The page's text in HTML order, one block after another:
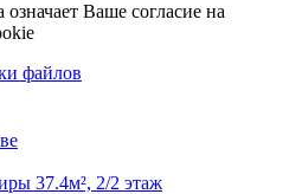
Ваше согласие на
файлов
37.4м², 2/2 этаж